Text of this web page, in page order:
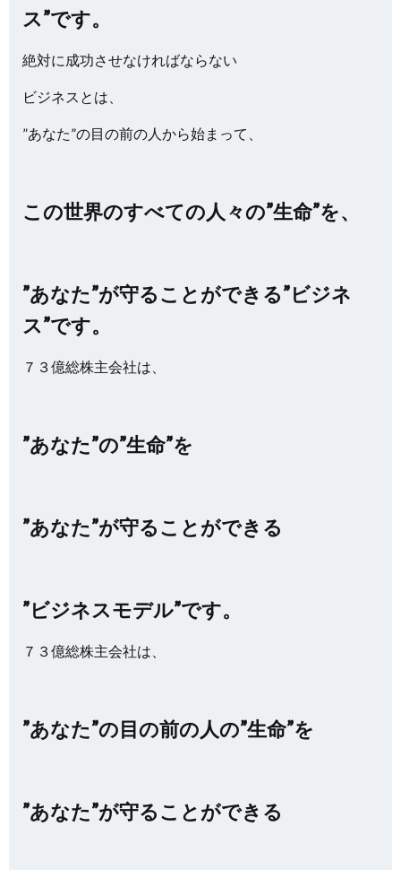
ス”です。
絶対に成功させなければならない
ビジネスとは、
”あなた”の目の前の人から始まって、
この世界のすべての人々の”生命”を、
”あなた”が守ることができる”ビジネ
ス”です。
７３億総株主会社は、
”あなた”の”生命”を
”あなた”が守ることができる
”ビジネスモデル”です。
７３億総株主会社は、
”あなた”の目の前の人の”生命”を
”あなた”が守ることができる